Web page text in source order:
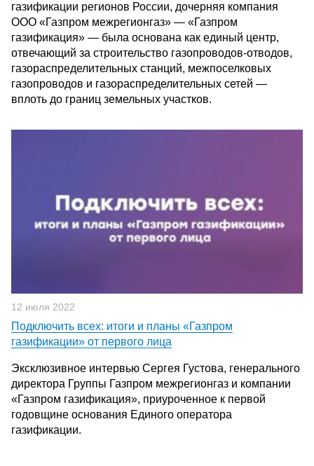
газификации регионов России, дочерняя компания
ООО «Газпром межрегионгаз» — «Газпром
газификация» — была основана как единый центр,
отвечающий за строительство газопроводов-отводов,
газораспределительных станций, межпоселковых
газопроводов и газораспределительных сетей —
вплоть до границ земельных участков.
12 июля 2022
Подключить всех: итоги и планы «Газпром
газификации» от первого лица
Эксклюзивное интервью Сергея Густова, генерального
директора Группы Газпром межрегионгаз и компании
«Газпром газификация», приуроченное к первой
годовщине основания Единого оператора
газификации.